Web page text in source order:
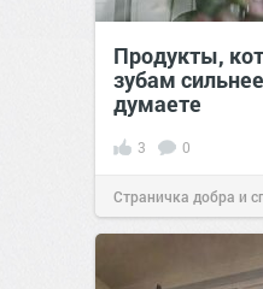
Продукты,
зубам
думаете
3 0
Страничка добра и
позитива!08:3816